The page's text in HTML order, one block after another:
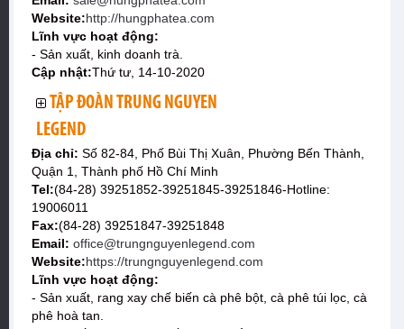
Website:http://hungphatea.com
Lĩnh vực hoạt động:
- Sản xuất, kinh doanh trà.
Cập nhật:Thứ tư, 14-10-2020
TẬP ĐOÀN TRUNG NGUYEN
LEGEND
Địa chỉ: Số 82-84, Phố Bùi Thị Xuân, Phường Bến Thành,
Quận 1, Thành phố Hồ Chí Minh
Tel:(84-28) 39251852-39251845-39251846-Hotline:
19006011
Fax:(84-28) 39251847-39251848
Email: office@trungnguyenlegend.com
Website:https://trungnguyenlegend.com
Lĩnh vực hoạt động:
- Sản xuất, rang xay chế biến cà phê bột, cà phê túi lọc, cà
phê hoà tan.